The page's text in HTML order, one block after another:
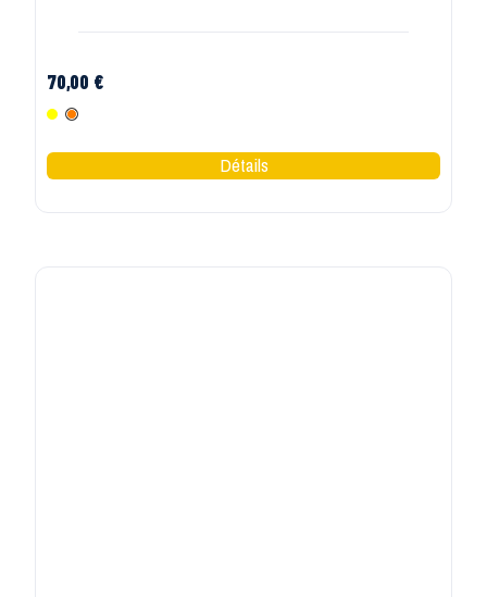
70,00 €
Jaune Fluo
Orange Fluo